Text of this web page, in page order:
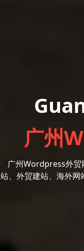
广州
广州Wordpress外贸
站、外贸建站、海外网